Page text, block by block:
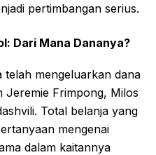
pertimbangan serius.
Dari Mana Dananya?
telah mengeluarkan dana
Jeremie Frimpong, Milos
Total belanja yang
mengenai
dalam kaitannya